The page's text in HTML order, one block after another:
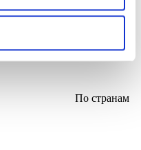
По странам